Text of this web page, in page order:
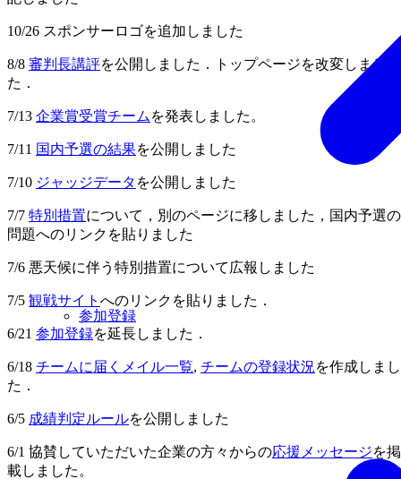
参加登録
10/26 スポンサーロゴを追加しました
8/8 審判長講評を公開しました．トップページを改変しまし
た．
7/13 企業賞受賞チーム を発表しました。
7/11 国内予選の結果を公開しました
7/10 ジャッジデータ を公開しました
7/7 特別措置について，別のページに移しました，国内予選の
問題へのリンクを貼りました
7/6 悪天候に伴う特別措置について広報しました
7/5 観戦サイト へのリンクを貼りました．
6/21 参加登録を延長しました．
6/18 チームに届くメイル一覧, チームの登録状況を作成しまし
た．
6/5 成績判定ルールを公開しました
6/1 協賛していただいた企業の方々からの応援メッセージを掲
載しました。